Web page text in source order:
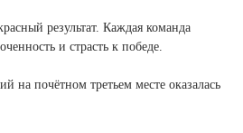
результат. Каждая команда
и страсть к победе.
на почётном третьем месте оказалась